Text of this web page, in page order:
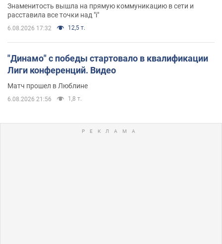
Знаменитость вышла на прямую коммуникацию в сети и
расставила все точки над "i"
6.08.2026 17:32 12,5 т.
"Динамо" с победы стартовало в квалификации
Лиги конференций. Видео
Матч прошел в Люблине
6.08.2026 21:56 1,8 т.